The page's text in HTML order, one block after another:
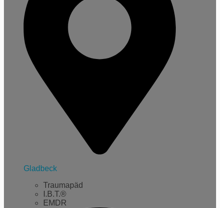
Gladbeck
Traumapäd
I.B.T.®
EMDR